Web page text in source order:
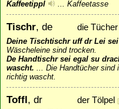
Kaffeetippl ... Kaffeetasse
Tischr, de die Tücher
Deine Tischtischr uff dr Lei
Wäscheleine sind trocken.
De Handtischr sei egal su
wascht. ... Die Handtücher sind
richtig wascht.
Toffl, dr der Tölpel [